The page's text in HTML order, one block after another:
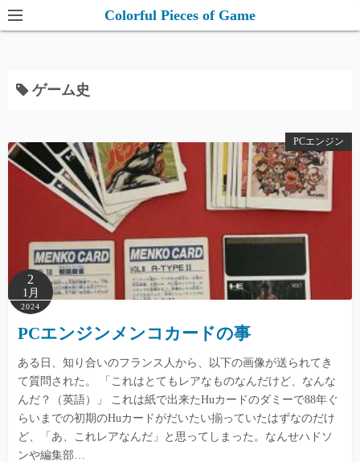
コ
ン
キ
Colorful Pieces of Game
ゲーム史
PCエンジン
2
1月
2024
PCエンジンメンコカードの事
ある日、知り合いのフランス人から、以下の画像が送られてき
て質問された。 「これはとてもレアなものなんだけど、なんな
んだ？（英語）」 これは紙で出来たHuカードのダミーで88年ぐ
らいまでの初期のHuカードがだいたい揃っていたはずなのだけ
ど、「あ、これレアなんだ」と思ってしまった。なんせハドソ
ンや編集部…